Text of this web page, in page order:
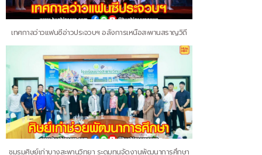
เทศกาลว่าวแฟนซีอ่าวประจวบฯ อลังการเหนือสะพานสราญวิถี
ชมรมศิษย์เก่าบางสะพานวิทยา ระดมทุนจัดงานพัฒนาการศึกษา